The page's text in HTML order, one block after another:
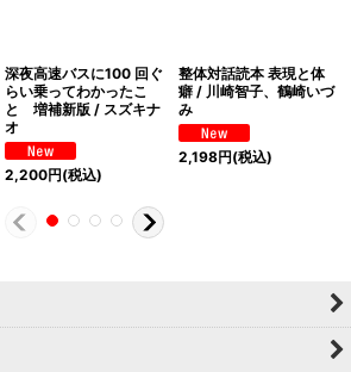
深夜高速バスに100 回ぐ
らい乗ってわかったこ
と 増補新版 / スズキナ
オ
2,200円(税込)
整体対話読本 表現と体
癖 / 川崎智子、鶴崎いづ
み
2,198円(税込)